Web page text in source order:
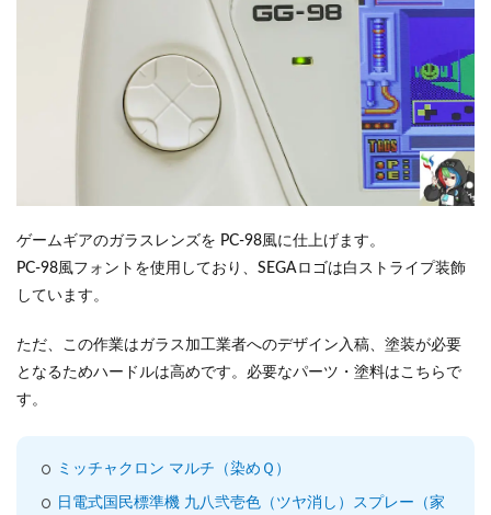
ゲームギアのガラスレンズを PC-98風に仕上げます。
PC-98風フォントを使用しており、SEGAロゴは白ストライプ装飾
しています。
ただ、この作業はガラス加工業者へのデザイン入稿、塗装が必要
となるためハードルは高めです。必要なパーツ・塗料はこちらで
す。
ミッチャクロン マルチ（染めＱ）
日電式国民標準機 九八弐壱色（ツヤ消し）スプレー（家